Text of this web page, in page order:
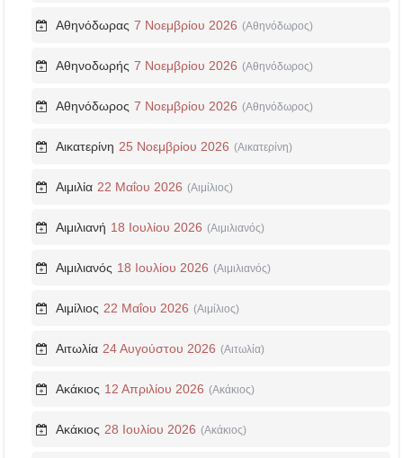
Αθηνόδωρας 7 Νοεμβρίου 2026 (Αθηνόδωρος)
Αθηνοδωρής 7 Νοεμβρίου 2026 (Αθηνόδωρος)
Αθηνόδωρος 7 Νοεμβρίου 2026 (Αθηνόδωρος)
Αικατερίνη 25 Νοεμβρίου 2026 (Αικατερίνη)
Αιμιλία 22 Μαΐου 2026 (Αιμίλιος)
Αιμιλιανή 18 Ιουλίου 2026 (Αιμιλιανός)
Αιμιλιανός 18 Ιουλίου 2026 (Αιμιλιανός)
Αιμίλιος 22 Μαΐου 2026 (Αιμίλιος)
Αιτωλία 24 Αυγούστου 2026 (Αιτωλία)
Ακάκιος 12 Απριλίου 2026 (Ακάκιος)
Ακάκιος 28 Ιουλίου 2026 (Ακάκιος)